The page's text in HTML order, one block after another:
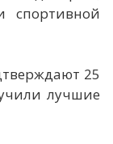
спортивной
25
лучшие